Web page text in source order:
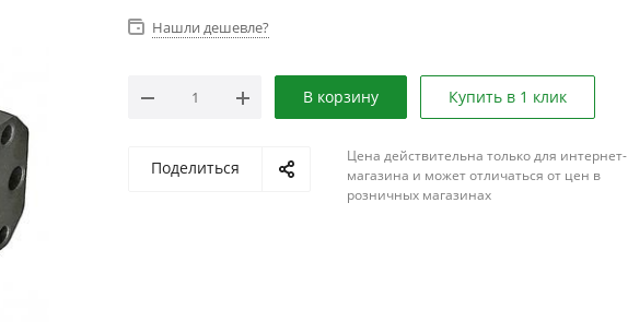
Нашли дешевле?
В корзину Купить в 1 клик
Поделиться
Цена действительна только для интернет-
магазина и может отличаться от цен в
розничных магазинах